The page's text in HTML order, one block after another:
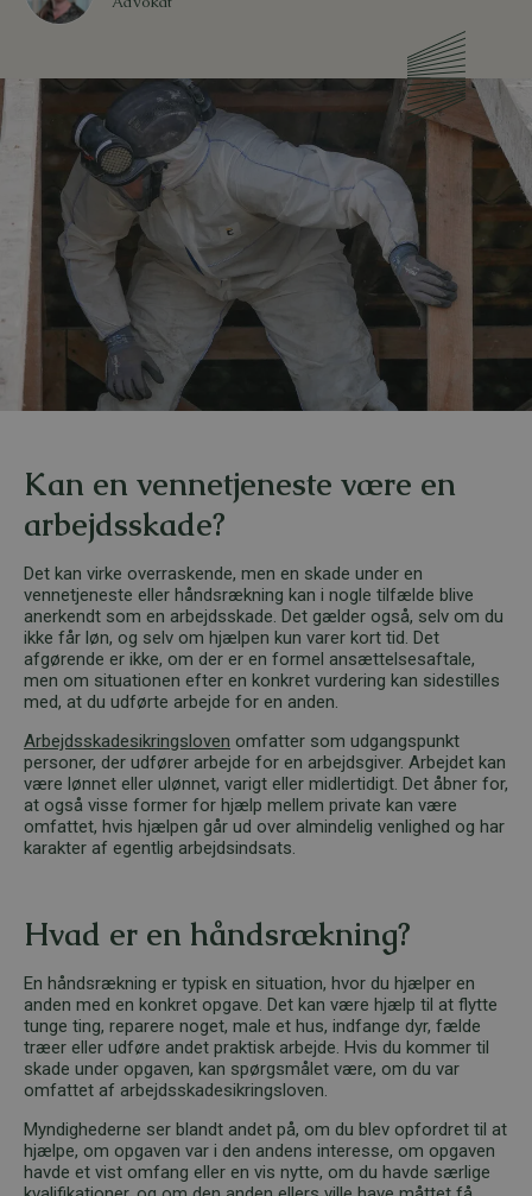
Kan en vennetjeneste være en
arbejdsskade?
Det kan virke overraskende, men en skade under en
vennetjeneste eller håndsrækning kan i nogle tilfælde blive
anerkendt som en arbejdsskade. Det gælder også, selv om du
ikke får løn, og selv om hjælpen kun varer kort tid. Det
afgørende er ikke, om der er en formel ansættelsesaftale,
men om situationen efter en konkret vurdering kan sidestilles
med, at du udførte arbejde for en anden.
Arbejdsskadesikringsloven omfatter som udgangspunkt
personer, der udfører arbejde for en arbejdsgiver. Arbejdet kan
være lønnet eller ulønnet, varigt eller midlertidigt. Det åbner for,
at også visse former for hjælp mellem private kan være
omfattet, hvis hjælpen går ud over almindelig venlighed og har
karakter af egentlig arbejdsindsats.
Hvad er en håndsrækning?
En håndsrækning er typisk en situation, hvor du hjælper en
anden med en konkret opgave. Det kan være hjælp til at flytte
tunge ting, reparere noget, male et hus, indfange dyr, fælde
træer eller udføre andet praktisk arbejde. Hvis du kommer til
skade under opgaven, kan spørgsmålet være, om du var
omfattet af arbejdsskadesikringsloven.
Myndighederne ser blandt andet på, om du blev opfordret til at
hjælpe, om opgaven var i den andens interesse, om opgaven
havde et vist omfang eller en vis nytte, om du havde særlige